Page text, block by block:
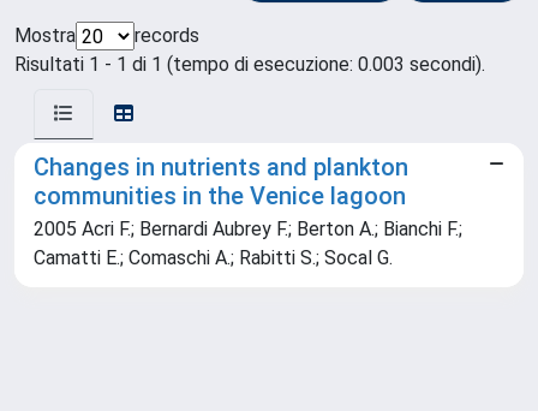
Mostra
records
Risultati 1 - 1 di 1 (tempo di esecuzione: 0.003 secondi).
Changes in nutrients and plankton
communities in the Venice lagoon
2005 Acri F.; Bernardi Aubrey F.; Berton A.; Bianchi F.;
Camatti E.; Comaschi A.; Rabitti S.; Socal G.